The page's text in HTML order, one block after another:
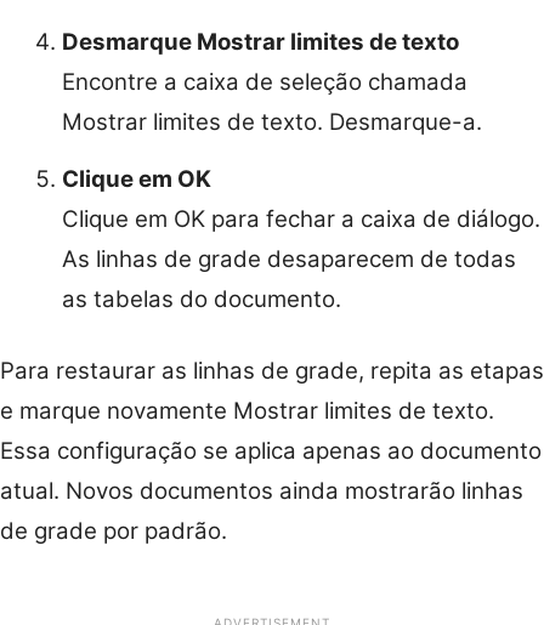
Desmarque Mostrar limites de texto
Encontre a caixa de seleção chamada
Mostrar limites de texto. Desmarque-a.
Clique em OK
Clique em OK para fechar a caixa de diálogo.
As linhas de grade desaparecem de todas
as tabelas do documento.
Para restaurar as linhas de grade, repita as etapas
e marque novamente Mostrar limites de texto.
Essa configuração se aplica apenas ao documento
atual. Novos documentos ainda mostrarão linhas
de grade por padrão.